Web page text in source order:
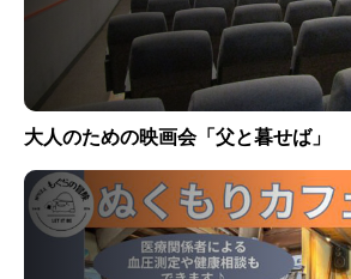
大人のための映画会「父と暮せば」